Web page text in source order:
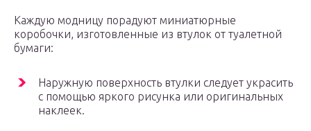
Каждую модницу порадуют миниатюрные
коробочки, изготовленные из втулок от туалетной
бумаги:
Наружную поверхность втулки следует украсить
с помощью яркого рисунка или оригинальных
наклеек.